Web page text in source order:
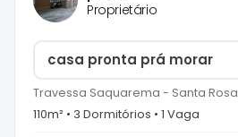
Proprietário
casa pronta prá morar
Travessa Saquarema - Santa Rosa
110m² • 3 Dormitórios • 1 Vaga